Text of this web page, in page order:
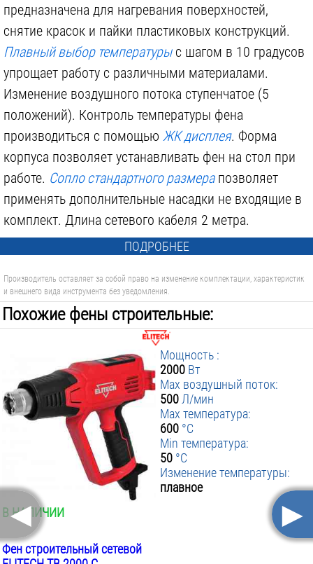
предназначена для нагревания поверхностей,
снятие красок и пайки пластиковых конструкций.
Плавный выбор температурыс шагом в 10 градусов
упрощает работу с различными материалами.
Изменение воздушного потока ступенчатое (5
положений). Контроль температуры фена
производиться с помощью ЖК дисплея. Форма
корпуса позволяет устанавливать фен на стол при
работе. Сопло стандартного размерапозволяет
применять дополнительные насадки не входящие в
комплект. Длина сетевого кабеля 2 метра.
ПОДРОБНЕЕ
Производитель оставляет за собой право на изменение комплектации, характеристик
и внешнего вида инструмента без уведомления.
Похожие фены строительные:
Мощность :
2000 Вт
Max воздушный поток:
500 Л/мин
Max температура:
600 °C
Min температура:
50 °C
Изменение температуры:
плавное
В НАЛИЧИИ
Фен строительный сетевой
◄ ►